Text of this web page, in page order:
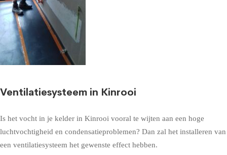
Ventilatiesysteem in Kinrooi
Is het vocht in je kelder in Kinrooi vooral te wijten aan een hoge
luchtvochtigheid en condensatieproblemen? Dan zal het installeren van
een ventilatiesysteem het gewenste effect hebben.